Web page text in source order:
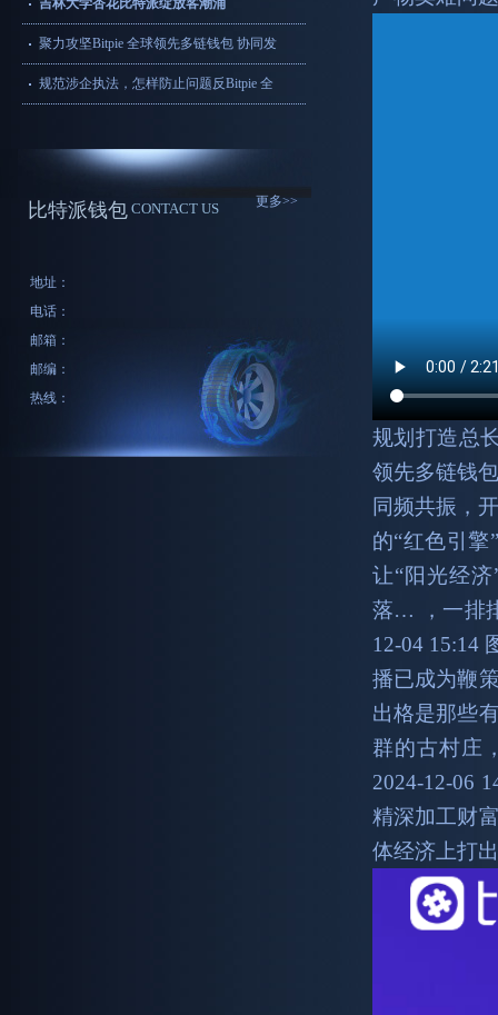
吉林大学杏花比特派绽放客潮涌
聚力攻坚Bitpie 全球领先多链钱包 协同发
规范涉企执法，怎样防止问题反Bitpie 全
比特派钱包 CONTACT US 更多>>
地址：
电话：
邮箱：
邮编：
热线：
规划打造总
领先多链钱
同频共振，
的“红色引
让“阳光经
落… ，一排
12-04 15:14
播已成为鞭
出格是那些
群的古村庄
2024-12-06
精深加工财
体经济上打